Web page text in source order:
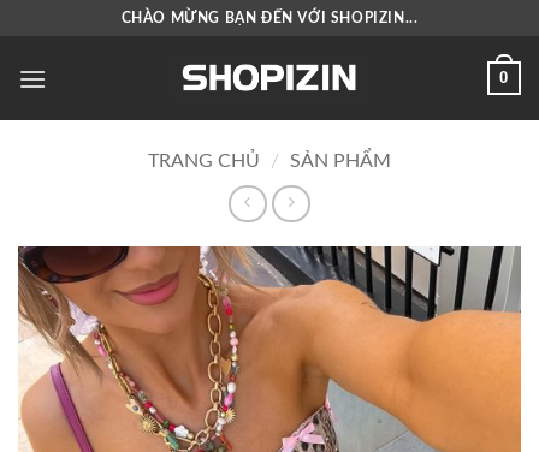
nội
CHÀO MỪNG BẠN ĐẾN VỚI SHOPIZIN...
0
TRANG CHỦ / SẢN PHẨM